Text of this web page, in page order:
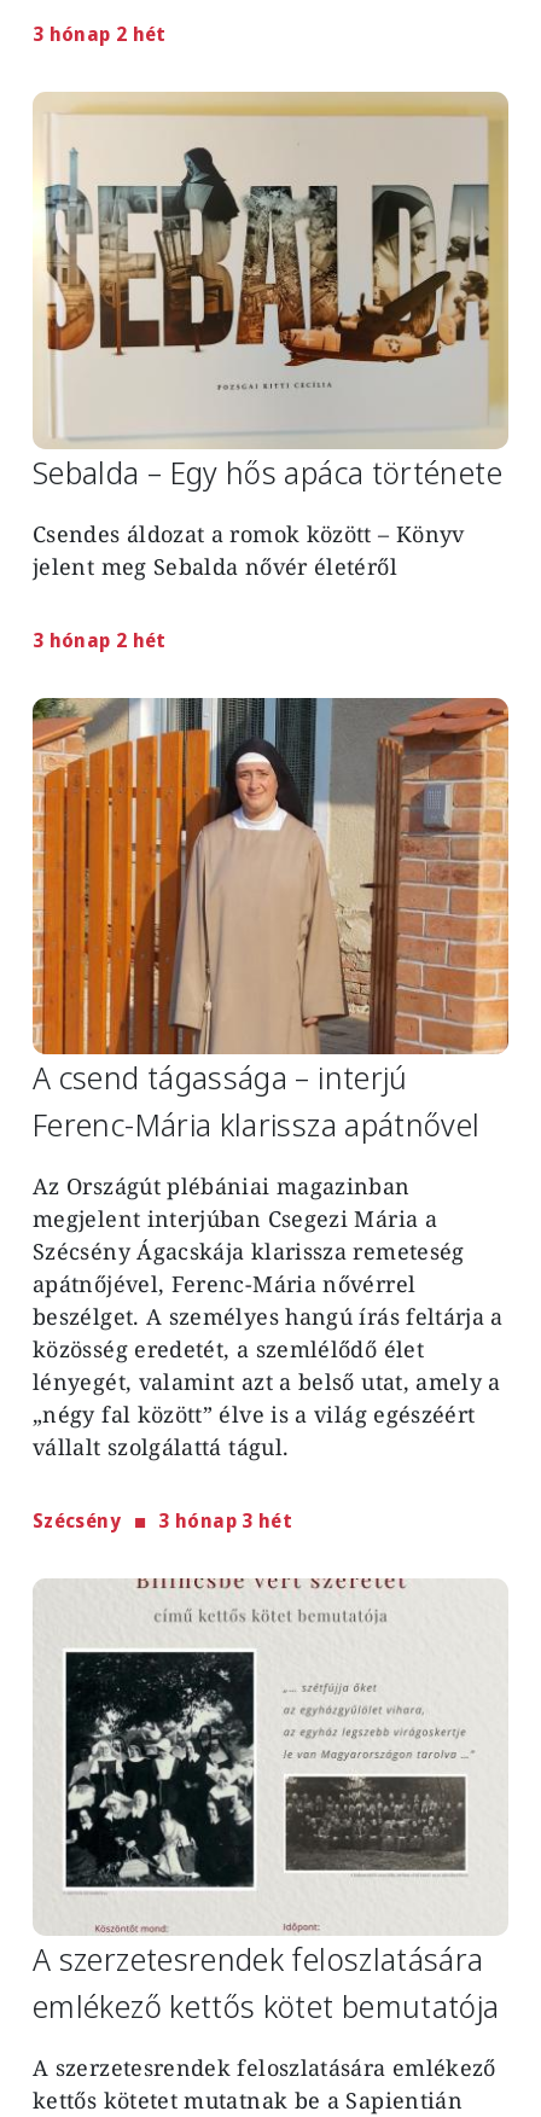
3 hónap 2 hét
Image
Sebalda – Egy hős apáca története
Csendes áldozat a romok között – Könyv
jelent meg Sebalda nővér életéről
3 hónap 2 hét
Image
A csend tágassága – interjú
Ferenc-Mária klarissza apátnővel
Az Országút plébániai magazinban
megjelent interjúban Csegezi Mária a
Szécsény Ágacskája klarissza remeteség
apátnőjével, Ferenc-Mária nővérrel
beszélget. A személyes hangú írás feltárja a
közösség eredetét, a szemlélődő élet
lényegét, valamint azt a belső utat, amely a
„négy fal között” élve is a világ egészéért
vállalt szolgálattá tágul.
Szécsény 3 hónap 3 hét
Image
A szerzetesrendek feloszlatására
emlékező kettős kötet bemutatója
A szerzetesrendek feloszlatására emlékező
kettős kötetet mutatnak be a Sapientián